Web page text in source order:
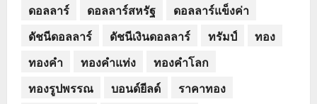
ดอลลาร์
ดอลลาร์สหรัฐ
ดอลลาร์แข็งค่า
ดัชนีดอลลาร์
ดัชนีเงินดอลลาร์ ทรัมป์
ทอง
ทองคำ
ทองคำแท่ง
ทองคำโลก
ทองรูปพรรณ
บอนด์ยีลด์
ราคาทอง